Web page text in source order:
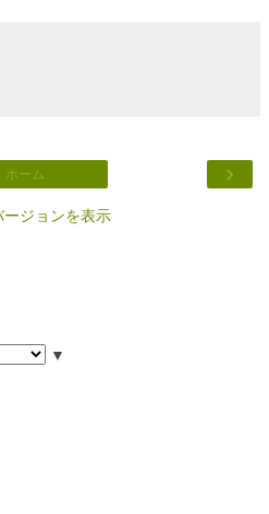
›
ホーム
ージョンを表示
▼